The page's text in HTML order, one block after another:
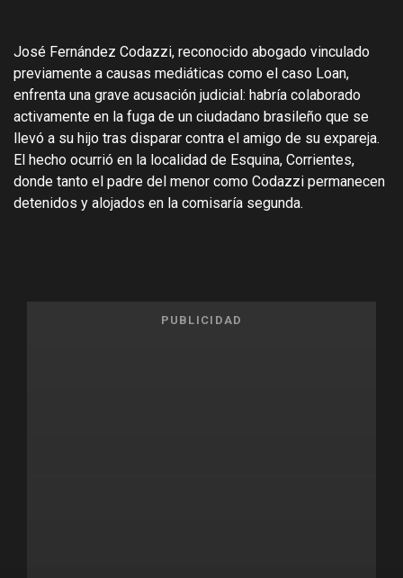
José Fernández Codazzi, reconocido abogado vinculado
previamente a causas mediáticas como el caso Loan,
enfrenta una grave acusación judicial: habría colaborado
activamente en la fuga de un ciudadano brasileño que se
llevó a su hijo tras disparar contra el amigo de su expareja.
El hecho ocurrió en la localidad de Esquina, Corrientes,
donde tanto el padre del menor como Codazzi permanecen
detenidos y alojados en la comisaría segunda.
PUBLICIDAD